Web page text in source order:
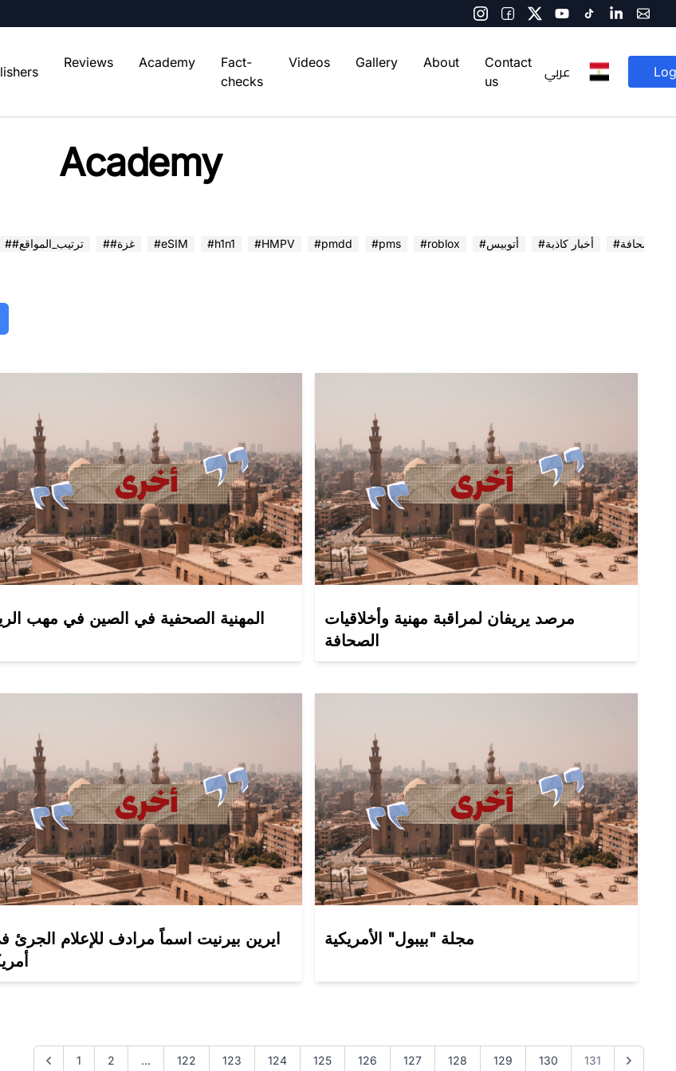
Reviews Academy
Fact-
checks
Videos Gallery About
Contact
us
عربي
Academy
##ترتيب_المواقع ##غزة #eSIM #h1n1 #HMPV #pmdd #pms #roblox #أتوبيس #أخبار كاذبة في الصحافة
المهنية الصحفية في الصين في مهب
مرصد يريفان لمراقبة مهنية وأخلاقيات
الصحافة
ايرين بيرنيت اسماً مرادف للإعلام الجرئ
مجلة "بيبول" الأمريكية
1 2 ... 122 123 124 125 126 127 128 129 130 131